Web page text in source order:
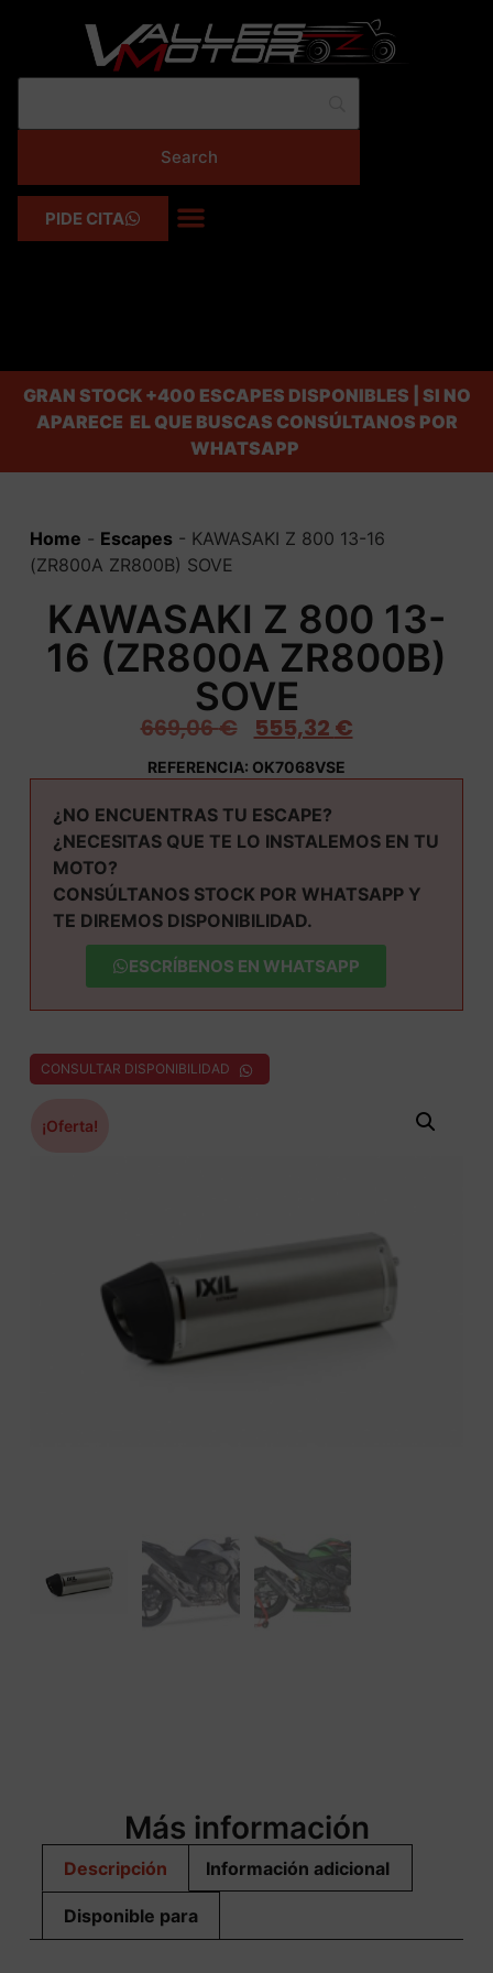
PIDE CITA
GRAN STOCK+400 ESCAPES DISPONIBLES | SI NO
APARECE EL QUE BUSCAS CONSÚLTANOS POR
WHATSAPP
Home - Escapes- KAWASAKI Z 800 13-16
(ZR800A ZR800B) SOVE
KAWASAKI Z 800 13-
16 (ZR800A ZR800B)
SOVE
669,06€ 555,32 €
REFERENCIA: OK7068VSE
¿NO ENCUENTRAS TU ESCAPE?
¿NECESITAS QUE TE LO INSTALEMOS EN TU
MOTO?
CONSÚLTANOS STOCK POR WHATSAPP Y
TE DIREMOS DISPONIBILIDAD.
ESCRÍBENOS EN WHATSAPP
CONSULTAR DISPONIBILIDAD
¡Oferta!
Más información
Descripción Información adicional
Disponible para